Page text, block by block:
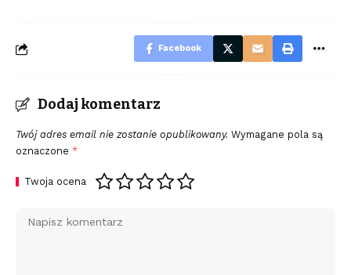
Facebook
Dodaj komentarz
Twój adres email nie zostanie opublikowany. Wymagane pola są
oznaczone *
Twoja ocena